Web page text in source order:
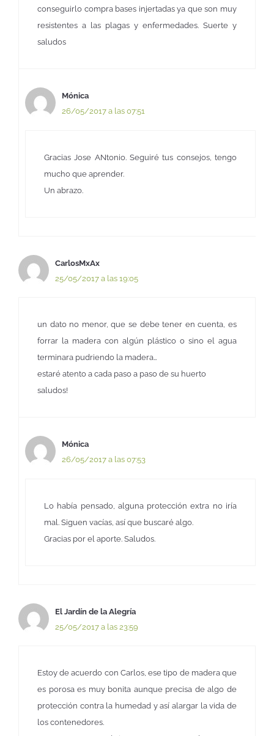
conseguirlo compra bases injertadas ya que son muy
resistentes a las plagas y enfermedades. Suerte y
saludos
Mónica
26/05/2017 a las 07:51
Gracias Jose ANtonio. Seguiré tus consejos, tengo
mucho que aprender.
Un abrazo.
CarlosMxAx
25/05/2017 a las 19:05
un dato no menor, que se debe tener en cuenta, es
forrar la madera con algún plástico o sino el agua
terminara pudriendo la madera…
estaré atento a cada paso a paso de su huerto
saludos!
Mónica
26/05/2017 a las 07:53
Lo había pensado, alguna protección extra no iría
mal. Siguen vacías, así que buscaré algo.
Gracias por el aporte. Saludos.
El Jardín de la Alegría
25/05/2017 a las 23:59
Estoy de acuerdo con Carlos, ese tipo de madera que
es porosa es muy bonita aunque precisa de algo de
protección contra la humedad y así alargar la vida de
los contenedores.